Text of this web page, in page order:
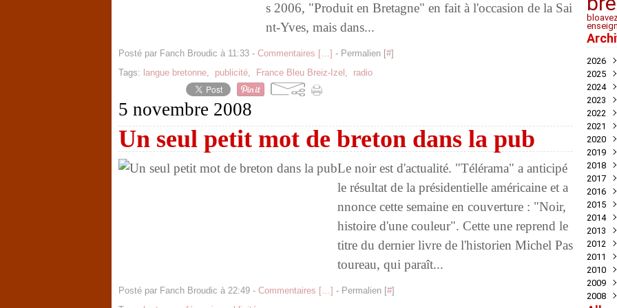
s 2006, "Produit en Bretagne" en fait à l'occasion de la Sai
nt-Yves, mais dans...
Posté par Fanch Broudic à 11:33 - Commentaires […] - Permalien [#]
Tags: langue bretonne, publicité, France Bleu Breiz-Izel , radio
5 novembre 2008
Un seul petit mot de breton dans la pub
Le noir est d'actualité. "Télérama" a anticipé
le résultat de la présidentielle américaine et a
nnonce cette semaine en couverture : "Noir,
histoire d'une couleur". Cette une reprend le
titre du dernier livre de l'historien Michel Pas
toureau, qui paraît...
Posté par Fanch Broudic à 22:49 - Commentaires […] - Permalien [#]
2026
Mai
Avril
Mars
2025
Août
Mai
Avril
Mars
2024
Août
Juin
Mai
Avril
Mars
2023
Juin
Mai
Avril
Mars
2022
Août
Juin
Mai
Avril
Mars
2021
Août
Juin
Mai
Avril
Mars
2020
Août
Juin
Mai
Avril
Mars
2019
Août
Juin
Mai
Mars
2018
Août
Juin
Mai
Avril
Mars
2017
Août
Juin
Mai
Mars
2016
Août
Juin
Mai
2015
Août
Mai
2014
Août
2013
Août
2012
2011
2010
2009
2008